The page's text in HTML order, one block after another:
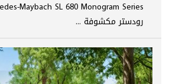
رودستر مكشوفة ...